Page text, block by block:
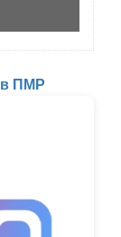
в ПМР